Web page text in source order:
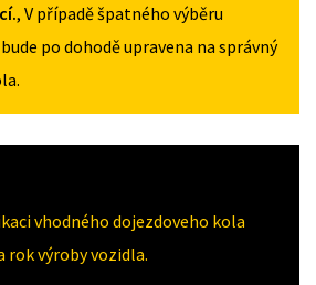
, V případě špatného výběru
po dohodě upravena na správný
vhodného dojezdoveho kola
rok výroby vozidla.